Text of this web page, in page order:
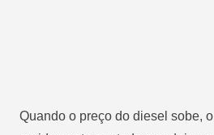
Quando o preço do diesel sobe,